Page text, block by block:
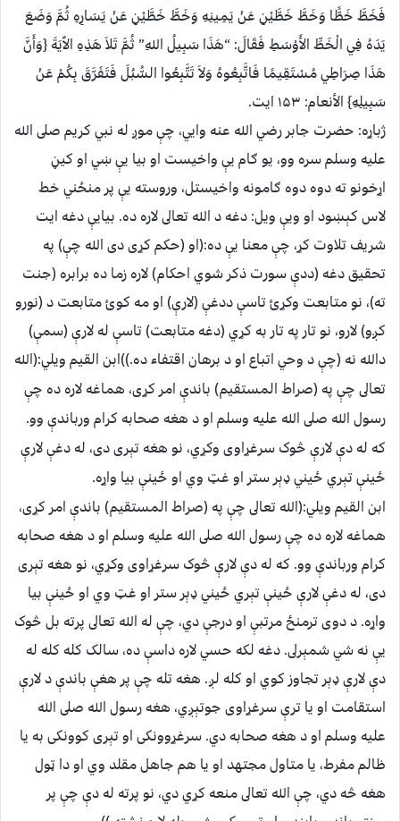
فَخَطَّ خَطًّا وَخَطَّ خَطَّيْنِ عَنْ يَمِينِهِ وَخَطَّ خَطَّيْنِ عَنْ يَسَارِهِ ثُمَّ وَضَعَ
يَدَهُ فِي الْخَطِّ الأَوْسَطِ فَقَالَ: “هَذَا سَبِيلُ اللهِ” ثُمَّ تَلاَ هَذِهِ الآَيَةَ {وَأَنَّ
هَذَا صِرَاطِي مُسْتَقِيمًا فَاتَّبِعُوهُ وَلاَ تَتَّبِعُوا السُّبُلَ فَتَفَرَّقَ بِكُمْ عَنْ
سَبِيلِهِ} الأنعام: ۱۵۳ ايت.
ژباړه: حضرت جابر رضي الله عنه وايي، چې موږ له نبي کريم صلى الله
عليه وسلم سره وو، يو ګام يې واخيست او بيا يې ښي او کيڼ
اړخونو ته دوه دوه ګامونه واخيستل، وروسته يې پر منځني خط
لاس کېښود او ويې ويل: دغه د الله تعالى لاره ده. بيايې دغه ايت
شريف تلاوت کړ، چې معنا يې ده:(او (حكم كړى دى الله چې) په
تحقيق دغه (ددې سورت ذكر شوي احكام) لاره زما ده برابره (جنت
ته)، نو متابعت وكړئ تاسې ددغې (لارې) او مه كوئ متابعت د (نورو
كږو) لارو، نو تار په تار به كړي (دغه متابعت) تاسې له لارې (سمې)
دالله نه (چې د وحي اتباع او د برهان اقتفاء ده.))ابن القيم ويلي:(الله
تعالى چې په (صراط المستقيم) باندې امر کړى، هماغه لاره ده چې
رسول الله صلى الله عليه وسلم او د هغه صحابه کرام ورباندې وو.
که له دې لارې څوک سرغړاوى وکړي، نو هغه تېرى دى، له دغې لارې
ځينې تېري ځيني ډېر ستر او غټ وي او ځينې بيا واړه.
ابن القيم ويلي:(الله تعالى چې په (صراط المستقيم) باندې امر کړى،
هماغه لاره ده چې رسول الله صلى الله عليه وسلم او د هغه صحابه
کرام ورباندې وو. که له دې لارې څوک سرغړاوى وکړي، نو هغه تېرى
دى، له دغې لارې ځينې تېري ځيني ډېر ستر او غټ وي او ځينې بيا
واړه. د دوى ترمنځ مرتبې او درجې دي، چې له الله تعالى پرته بل څوک
يې نه شي شمېرلى. دغه لکه حسي لاره داسې ده، سالک کله کله له
دې لارې ډېر تجاوز کوي او کله لږ. هغه تله چې پر هغې باندې د لارې
استقامت او يا ترې سرغړاوى جوتېږي، هغه رسول الله صلى الله
عليه وسلم او د هغه صحابه دي. سرغړوونکى او تېرى کوونکى به يا
ظالم مفرط، يا متاول مجتهد او يا هم جاهل مقلد وي او دا ټول
هغه څه دي، چې الله تعالى منعه کړي دي، نو پرته له دې چې پر